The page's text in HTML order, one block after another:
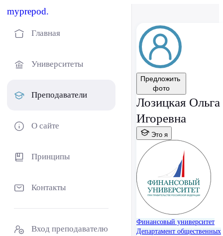
myprepod.
Главная
Университеты
Преподаватели
О сайте
Принципы
Контакты
Вход преподавателю
Предложить
фото
Лозицкая Ольга
Игоревна
Это я
Финансовый университет
Департамент общественных